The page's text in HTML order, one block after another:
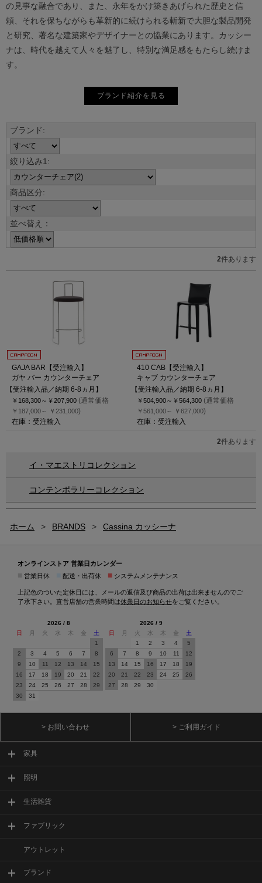
の見事な融合であり、また、永年をかけ築きあげられた歴史と信
頼、それを保ちながらも革新的に続けられる斬新で大胆な製品開発
と研究、著名な建築家やデザイナーとの協業にあります。カッシー
ナは、時代を越えて人々を魅了し、特別な満足感をもたらし続けま
す。
ブランド紹介を見る
並べ替え：
2件あります
GAJA BAR【受注輸入】
ガヤ バー カウンターチェア
【受注輸入品／納期 6-8ヵ月】
￥168,300～ ￥207,900 (通常価格
￥187,000～ ￥231,000)
在庫：受注輸入
410 CAB【受注輸入】
キャブ カウンターチェア
【受注輸入品／納期 6-8ヵ月】
￥504,900～ ￥564,300 (通常価格
￥561,000～ ￥627,000)
在庫：受注輸入
2件あります
イ・マエストリコレクション
コンテンポラリーコレクション
ホーム > BRANDS > Cassina カッシーナ
オンラインストア 営業日カレンダー
営業日休 配送・出荷休 ■ システムメンテナンス
上記色のついた定休日には、メールの返信及び商品の出荷は出来ませんのでご
了承下さい。直営店舗の営業時間は休業日のお知らせをご覧ください。
2026 / 8
日
月 火 水 木 金
土
1
2
3 4 5 6 7
8
9
10 11 12 13 14
15
16
17 18 19 20 21
22
23
24 25 26 27 28
29
30
31
2026 / 9
日
月 火 水 木 金
土
1
2 3 4
5
6
7 8 9 10 11
12
13
14 15 16 17 18
19
20
21 22 23 24 25
26
27
28 29 30
> お問い合わせ > ご利用ガイド
家具
照明
生活雑貨
ファブリック
アウトレット
ブランド